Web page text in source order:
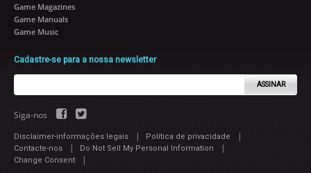
Game Magazines
Game Manuals
Game Music
Cadastre-se para a nossa newsletter
ASSINAR
Siga-nos
Disclaimer-informações legais | Política de privacidade |
Contacte-nos | Do Not Sell My Personal Information |
Change Consent |